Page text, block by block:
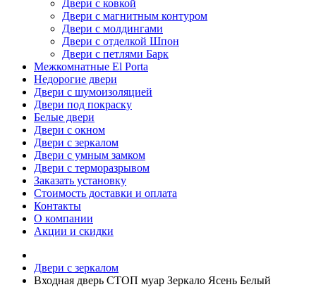
Двери с ковкой
Двери с магнитным контуром
Двери с молдингами
Двери с отделкой Шпон
Двери с петлями Барк
Межкомнатные El Porta
Недорогие двери
Двери с шумоизоляцией
Двери под покраску
Белые двери
Двери с окном
Двери с зеркалом
Двери с умным замком
Двери с терморазрывом
Заказать установку
Стоимость доставки и оплата
Контакты
О компании
Акции и скидки
Двери с зеркалом
Входная дверь СТОП муар Зеркало Ясень Белый